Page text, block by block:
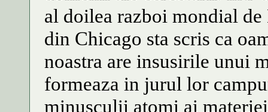
al doilea razboi mondial
din Chicago sta scris ca
noastra are insusirile unui
formeaza in jurul lor
minusculii atomi ai